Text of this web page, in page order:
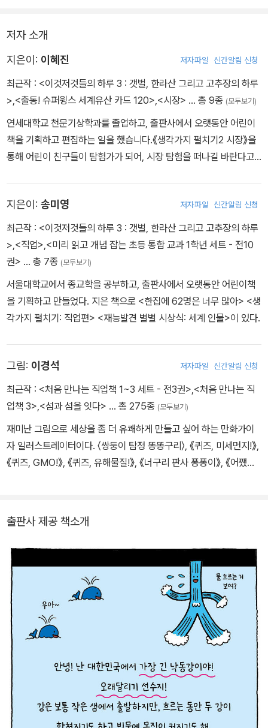
그리고 왜 거기에 있을까? 《이것저것들의 하루 3 _갯벌, 한라산 그리
고 고추장의 하루》 에서는 우리를 둘러싼 모든 것들이 살아서 말하고
저것들은 내가 여기에 있다고, 여기저기서 자랑한다.
1장에서는 지형의 이것저것들이 등장한다. 우리나라에서 가장 높은
산인 백두산부터 제주도의 만장굴까지, 남북은 물론 독도도 놓치지
않는다. 지형은 지리 과목에서도 어려운 부분이다. 너무나 오래전에
생긴 지형의 형성 과정과 변화, 현재 어떻게 이용되고 있는지 설명하
2장에서는 기후의 이것저것들이 등장한다. 봄, 여름, 가을, 겨울의 순
서로 느낄 수 있는 계절의 변화와 함께 우리가 겪는 자연재해와 기후
변화까지도 재미있게 설명한다. 쉽게 와 닿지 않는 기온, 바람 같은 기
후 요소는 봄꽃 개나리부터 겨울철 빙판의 하루로 알기 쉽게 보여 준
3장에서는 우리 지역의 이것저것들이 등장한다. 한반도의 명실상부
심장 역할을 하는 수도권의 변화를 다이어트에 빗대어 친근하게 설명
하는 것으로 이야기가 시작된다. 짜장면, 가락국수, 호두과자, 도자기
제 영화제와 같이 첨단을 달리는 여러 지역의 다양한 모습을 그린다.
마치 대한민국 방방곡곡을 여행하듯이 우리 지역들의 숨은 매력을 뽐
낸다.
그럼 이제, 우리나라의 이것저것들과 만나러 떠나 볼까?
저자 소개
지은이: 이혜진 저자파일 신간알림 신청
최근작 : <이것저것들의 하루 3 : 갯벌, 한라산 그리고 고추장의 하루
>,<출동! 슈퍼윙스 세계유산 카드 120>,<시장> … 총 9종 (모두보기)
연세대학교 천문기상학과를 졸업하고, 출판사에서 오랫동안 어린이
책을 기획하고 편집하는 일을 했습니다.《생각가지 펼치기2 시장》을
통해 어린이 친구들이 탐험가가 되어, 시장 탐험을 떠나길 바란다고
지은이: 송미영 저자파일 신간알림 신청
최근작 : <이것저것들의 하루 3 : 갯벌, 한라산 그리고 고추장의 하루
>,<직업>,<미리 읽고 개념 잡는 초등 통합 교과 1학년 세트 - 전10
권> … 총 7종 (모두보기)
서울대학교에서 종교학을 공부하고, 출판사에서 오랫동안 어린이책
을 기획하고 만들었다. 지은 책으로 <한집에 62명은 너무 많아> <생
각가지 펼치기: 직업편> <재능발견 별별 시상식: 세계 인물>이 있다.
그림: 이경석 저자파일 신간알림 신청
최근작 : <처음 만나는 직업책 1~3 세트 - 전3권>,<처음 만나는 직
업책 3>,<섬과 섬을 잇다> … 총 275종 (모두보기)
재미난 그림으로 세상을 좀 더 유쾌하게 만들고 싶어 하는 만화가이
자 일러스트레이터이다. 〈쌍둥이 탐정 똥똥구리〉, 《퀴즈, 미세먼지!》,
《퀴즈, GMO!》, 《퀴즈, 유해물질!》, 《너구리 판사 퐁퐁이》, 《어쨌든
출판사 제공 책소개